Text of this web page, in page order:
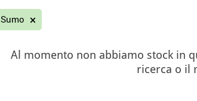
Sumo
Al momento non abbiamo stock in
ricerca o il